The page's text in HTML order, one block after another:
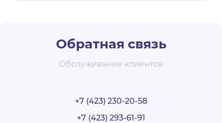
Обратная связь
Обслуживание клиентов
+7 (423) 230-20-58
+7 (423) 293-61-91